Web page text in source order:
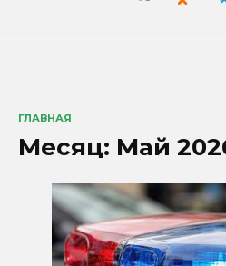
ГЛАВНАЯ
Месяц: Май